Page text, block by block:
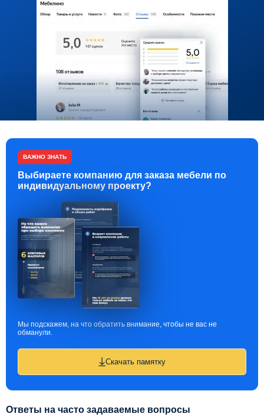
ВАЖНО ЗНАТЬ
Выбираете компанию для заказа мебели по
индивидуальному проекту?
Мы подскажем, на что обратить внимание, чтобы не вас не
обманули.
Скачать памятку
Ответы на часто задаваемые вопросы